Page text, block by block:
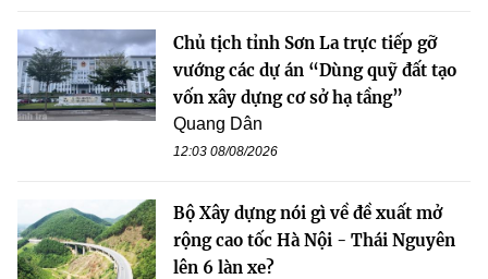
Chủ tịch tỉnh Sơn La trực tiếp gỡ
vướng các dự án “Dùng quỹ đất tạo
vốn xây dựng cơ sở hạ tầng”
Quang Dân
12:03 08/08/2026
Bộ Xây dựng nói gì về đề xuất mở
rộng cao tốc Hà Nội - Thái Nguyên
lên 6 làn xe?